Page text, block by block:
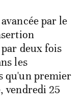
par le
deux fois
les
qu'un premier
vendredi 25